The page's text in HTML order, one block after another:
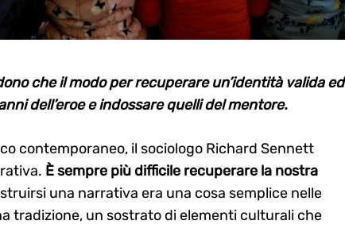
che il modo per recuperare un’identità valida ed
dell’eroe e indossare quelli del mentore.
contemporaneo, il sociologo Richard Sennett
È sempre più difficile recuperare la nostra
una narrativa era una cosa semplice nelle
tradizione, un sostrato di elementi culturali che